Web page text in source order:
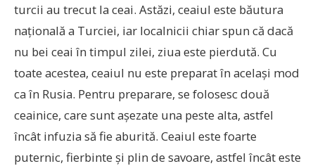
turcii au trecut la ceai. Astăzi, ceaiul este băutura
națională a Turciei, iar localnicii chiar spun că dacă
nu bei ceai în timpul zilei, ziua este pierdută. Cu
toate acestea, ceaiul nu este preparat în același mod
ca în Rusia. Pentru preparare, se folosesc două
ceainice, care sunt așezate una peste alta, astfel
încât infuzia să fie aburită. Ceaiul este foarte
puternic, fierbinte și plin de savoare, astfel încât este